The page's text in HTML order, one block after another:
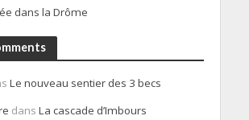
dans la Drôme
Le nouveau sentier des 3 becs
dans La cascade d’Imbours